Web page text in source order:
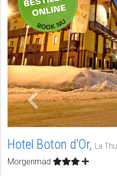
Hotel Boton d’Or, La
Morgenmad